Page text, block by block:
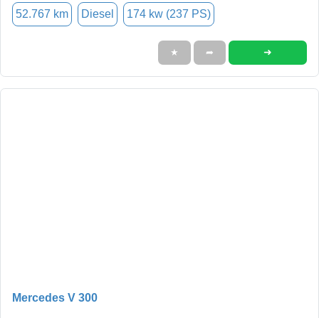
52.767 km Diesel 174 kw (237 PS)
★ ➦ ➜
Mercedes V 300